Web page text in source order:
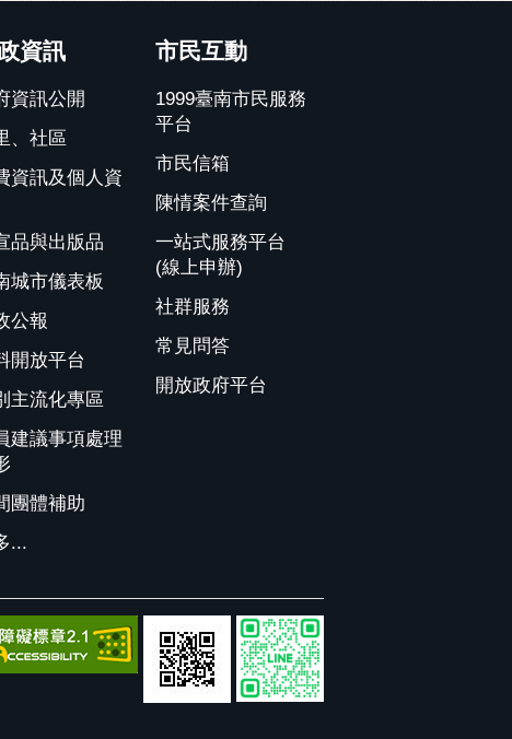
資訊
資訊公開
、社區
資訊及個人資
品與出版品
城市儀表板
公報
開放平台
主流化專區
建議事項處理
團體補助
...
市民互動
1999臺南市民服務
平台
市民信箱
陳情案件查詢
一站式服務平台
(線上申辦)
社群服務
常見問答
開放政府平台